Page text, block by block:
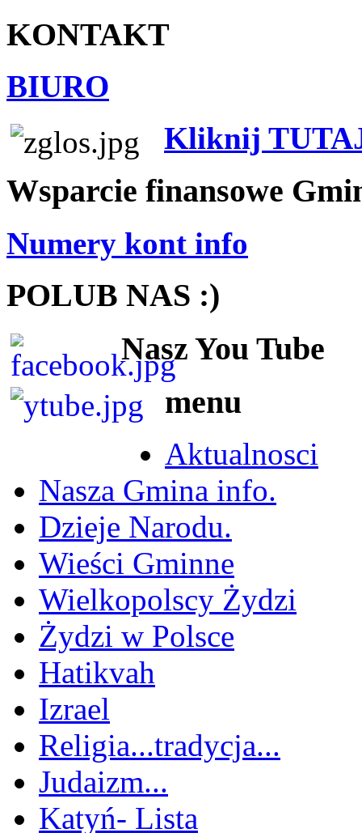
KONTAKT
BIURO
Kliknij
Wsparcie finansowe
Numery kont info
POLUB NAS :)
Nasz You Tube
menu
Aktualnosci
Nasza Gmina info.
Dzieje Narodu.
Wieści Gminne
Wielkopolscy Żydzi
Żydzi w Polsce
Hatikvah
Izrael
Religia...tradycja...
Judaizm...
Katyń- Lista